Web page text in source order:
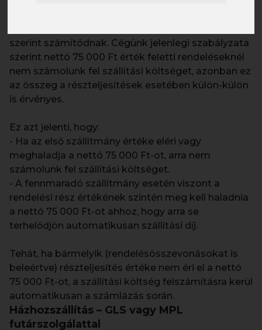
szerint számítódnak. Cégünk jelenlegi szabályzata
szerint nettó 75 000 Ft érték feletti rendeléseknél
nem számolunk fel szállítási költséget, azonban ez
az összeg a részteljesítések esetében külön-külön
is érvényes.
Ez azt jelenti, hogy:
- Ha az első szállítmány értéke eléri vagy
meghaladja a nettó 75 000 Ft-ot, arra nem
számolunk fel szállítási költséget.
- A fennmaradó szállítmány esetén viszont a
rendelési rész értékének szintén meg kell haladnia
a nettó 75 000 Ft-ot ahhoz, hogy arra se
terhelődjön automatikusan szállítási díj.
Tehát, ha bármelyik (rendelésösszevonásokat is
beleértve) részteljesítés értéke nem éri el a nettó
75 000 Ft-ot, a szállítási költség felszámításra kerül
automatikusan a számlázás során.
Házhozszállítás – GLS vagy MPL
futárszolgálattal